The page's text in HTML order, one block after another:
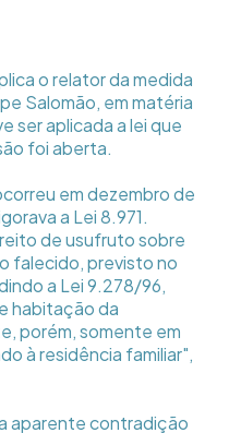
o relator da medida
Salomão, em matéria
ser aplicada a lei que
foi aberta.
em dezembro de
a Lei 8.971.
de usufruto sobre
falecido, previsto no
a Lei 9.278/96,
habitação da
porém, somente em
à residência familiar",
aparente contradição